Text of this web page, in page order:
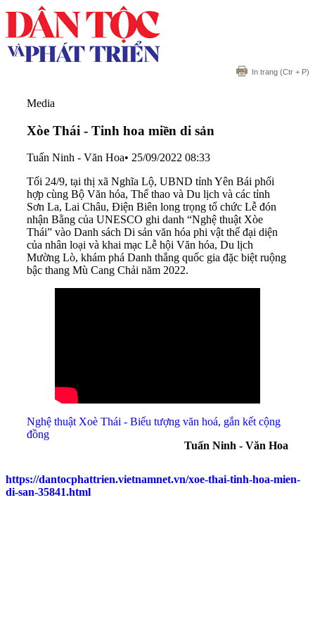
In trang (Ctr + P)
Media
Xòe Thái - Tinh hoa miền di sản
Tuấn Ninh - Văn Hoa• 25/09/2022 08:33
Tối 24/9, tại thị xã Nghĩa Lộ, UBND tỉnh Yên Bái phối
hợp cùng Bộ Văn hóa, Thể thao và Du lịch và các tỉnh
Sơn La, Lai Châu, Điện Biên long trọng tổ chức Lễ đón
nhận Bằng của UNESCO ghi danh “Nghệ thuật Xòe
Thái” vào Danh sách Di sản văn hóa phi vật thể đại diện
của nhân loại và khai mạc Lễ hội Văn hóa, Du lịch
Mường Lò, khám phá Danh thắng quốc gia đặc biệt ruộng
bậc thang Mù Cang Chải năm 2022.
Nghệ thuật Xoè Thái - Biểu tượng văn hoá, gắn kết cộng
đồng
Tuấn Ninh - Văn Hoa
https://dantocphattrien.vietnamnet.vn/xoe-thai-tinh-hoa-mien-
di-san-35841.html